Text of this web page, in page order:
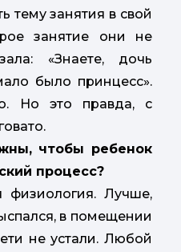
тему занятия в свой
занятие они не
«Знаете, дочь
было принцесс».
Но это правда, с
чтобы ребенок
процесс?
физиология. Лучше,
в помещении
не устали. Любой